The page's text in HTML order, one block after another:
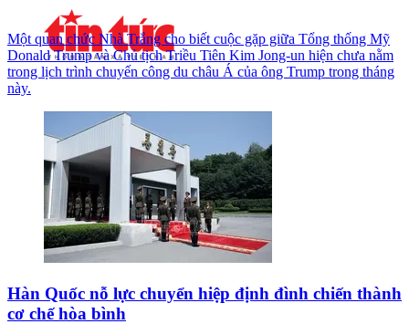
Một quan chức Nhà Trắng cho biết cuộc gặp giữa Tổng thống Mỹ
Donald Trump và Chủ tịch Triều Tiên Kim Jong-un hiện chưa nằm
trong lịch trình chuyến công du châu Á của ông Trump trong tháng
này.
Hàn Quốc nỗ lực chuyển hiệp định đình chiến thành
cơ chế hòa bình